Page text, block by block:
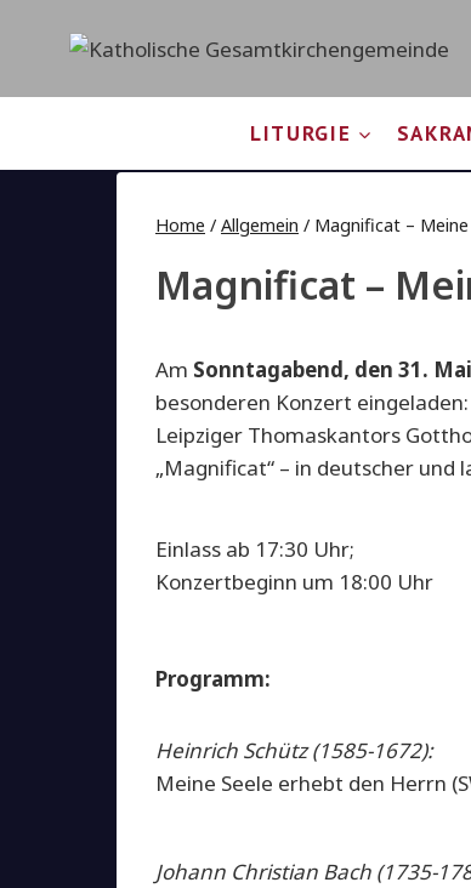
LITURGIE
Home / Allgemein / Magnificat –
Magnificat –
Am Sonntagabend, den 31.
besonderen Konzert
Leipziger Thomaskantors
„Magnificat“ – in deutscher und
Einlass ab 17:30 Uhr;
Konzertbeginn um 18:00 Uhr
Programm:
Heinrich Schütz (1585-1672):
Meine Seele erhebt den Herrn
Johann Christian Bach (1735-